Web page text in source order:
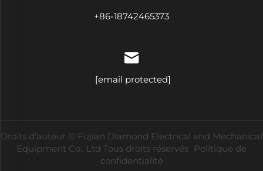
+86-18742465373
[email protected]
Droits d'auteur © Fujian Diamond Electrical and Mechanical
Equipment Co., Ltd Tous droits réservés Politique de
confidentialité